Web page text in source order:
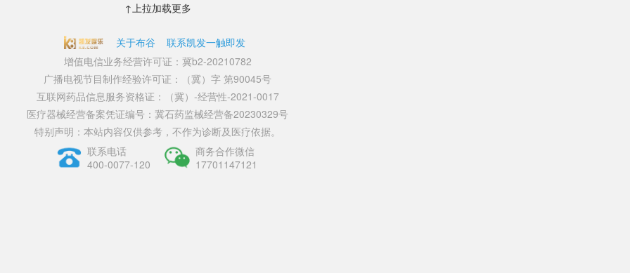
↑上拉加载更多
关于布谷
联系凯发一触即发
增值电信业务经营许可证：冀b2-20210782
广播电视节目制作经验许可证：（冀）字 第90045号
互联网药品信息服务资格证：（冀）-经营性-2021-0017
医疗器械经营备案凭证编号：冀石药监械经营备20230329号
特别声明：本站内容仅供参考，不作为诊断及医疗依据。
联系电话
400-0077-120
商务合作微信
17701147121